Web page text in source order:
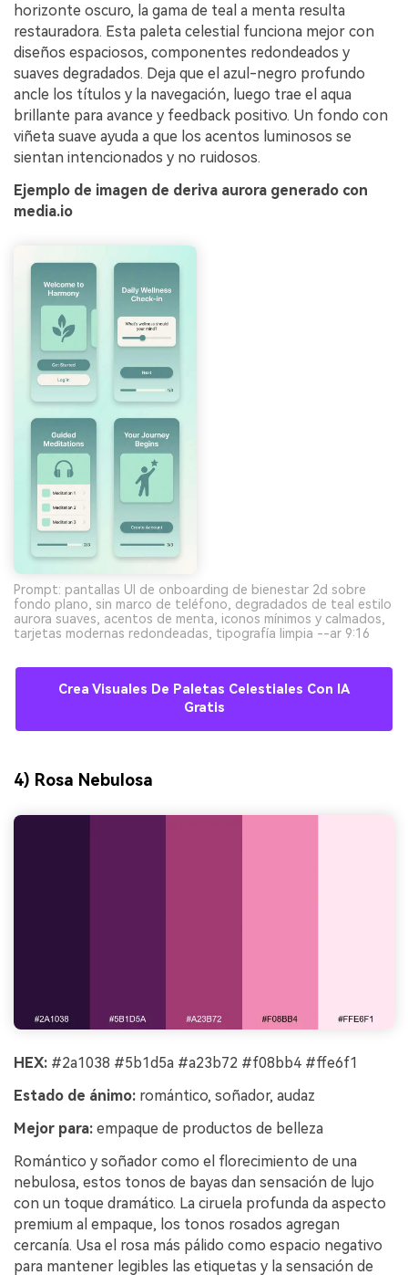
horizonte oscuro, la gama de teal a menta resulta
restauradora. Esta paleta celestial funciona mejor con
diseños espaciosos, componentes redondeados y
suaves degradados. Deja que el azul-negro profundo
ancle los títulos y la navegación, luego trae el aqua
brillante para avance y feedback positivo. Un fondo con
viñeta suave ayuda a que los acentos luminosos se
sientan intencionados y no ruidosos.
Ejemplo de imagen de deriva aurora generado con
media.io
Prompt: pantallas UI de onboarding de bienestar 2d sobre
fondo plano, sin marco de teléfono, degradados de teal estilo
aurora suaves, acentos de menta, iconos mínimos y calmados,
tarjetas modernas redondeadas, tipografía limpia --ar 9:16
Crea Visuales De Paletas Celestiales Con IA
Gratis
4) Rosa Nebulosa
HEX: #2a1038 #5b1d5a #a23b72 #f08bb4 #ffe6f1
Estado de ánimo: romántico, soñador, audaz
Mejor para: empaque de productos de belleza
Romántico y soñador como el florecimiento de una
nebulosa, estos tonos de bayas dan sensación de lujo
con un toque dramático. La ciruela profunda da aspecto
premium al empaque, los tonos rosados agregan
cercanía. Usa el rosa más pálido como espacio negativo
para mantener legibles las etiquetas y la sensación de